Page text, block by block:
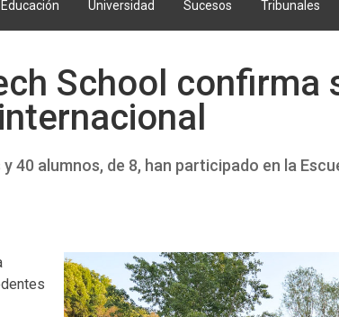
Educación Universidad Sucesos Tribunales
School confirma
40 alumnos, de 8, han participado en la